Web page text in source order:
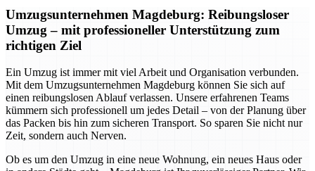
Umzugsunternehmen Magdeburg: Reibungsloser
Umzug – mit professioneller Unterstützung zum
richtigen Ziel
Ein Umzug ist immer mit viel Arbeit und Organisation verbunden.
Mit dem Umzugsunternehmen Magdeburg können Sie sich auf
einen reibungslosen Ablauf verlassen. Unsere erfahrenen Teams
kümmern sich professionell um jedes Detail – von der Planung über
das Packen bis hin zum sicheren Transport. So sparen Sie nicht nur
Zeit, sondern auch Nerven.
Ob es um den Umzug in eine neue Wohnung, ein neues Haus oder